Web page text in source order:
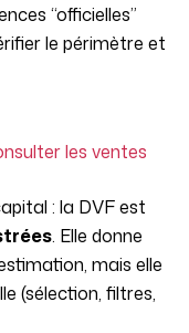
“officielles”
le périmètre et
les ventes
: la DVF est
. Elle donne
mais elle
(sélection, filtres,